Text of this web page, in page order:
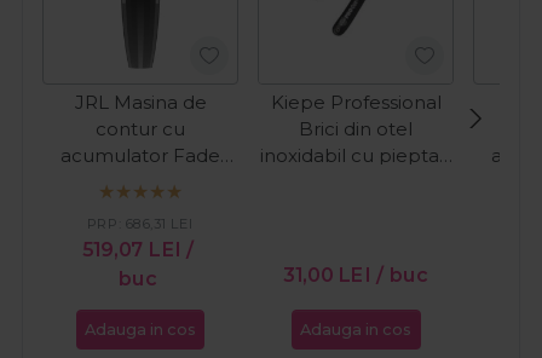
JRL Masina de
contur cu
acumulator Fade
Fresh 2020T Silver
519,07 LEI /
buc
PRP: 686,31 LEI
Adauga in cos
Kiepe Professional
Brici din otel
inoxidabil cu pieptan
31,00 LEI / buc
Adauga in cos